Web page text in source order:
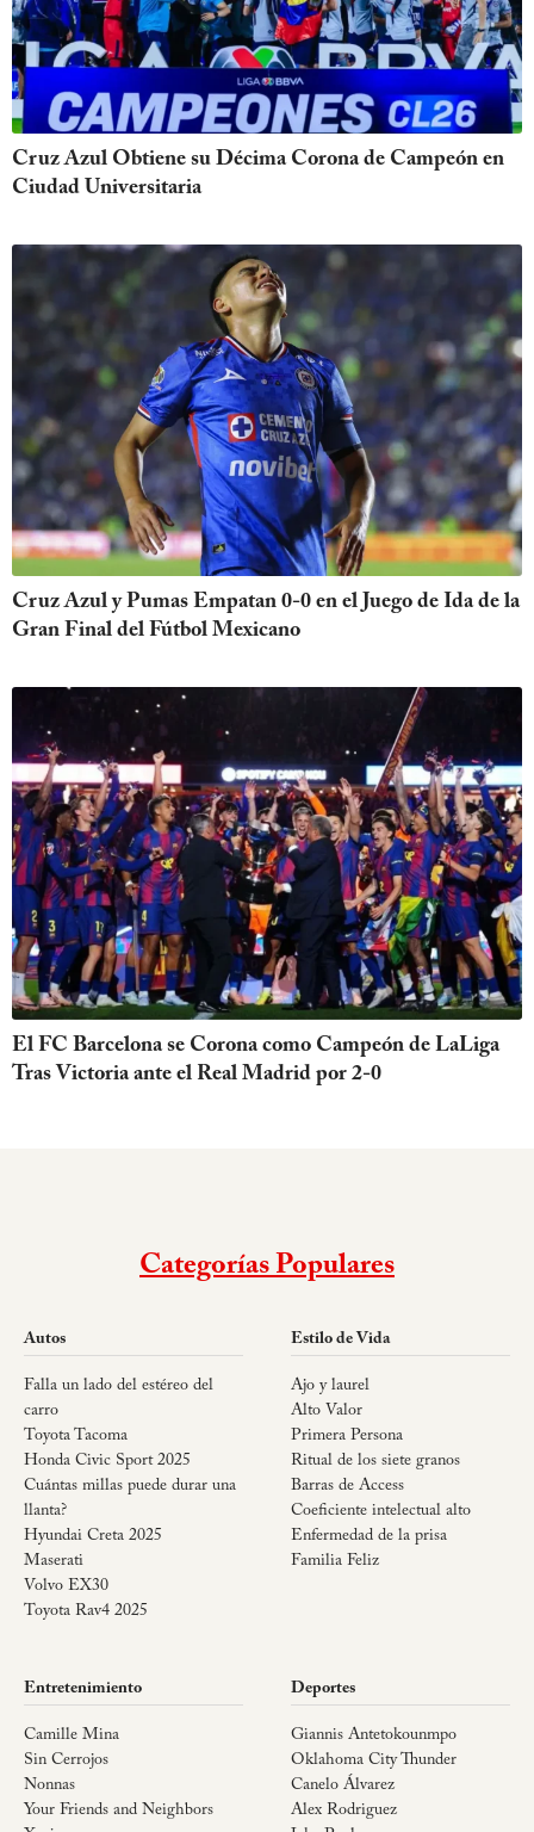
Cruz Azul Obtiene su Décima Corona de Campeón en
Ciudad Universitaria
Cruz Azul y Pumas Empatan 0-0 en el Juego de Ida de la
Gran Final del Fútbol Mexicano
El FC Barcelona se Corona como Campeón de LaLiga
Tras Victoria ante el Real Madrid por 2-0
Categorías Populares
Autos
Falla un lado del estéreo del
carro
Toyota Tacoma
Honda Civic Sport 2025
Cuántas millas puede durar una
llanta?
Hyundai Creta 2025
Maserati
Volvo EX30
Toyota Rav4 2025
Estilo de Vida
Ajo y laurel
Alto Valor
Primera Persona
Ritual de los siete granos
Barras de Access
Coeficiente intelectual alto
Enfermedad de la prisa
Familia Feliz
Entretenimiento
Camille Mina
Sin Cerrojos
Nonnas
Your Friends and Neighbors
Deportes
Giannis Antetokounmpo
Oklahoma City Thunder
Canelo Álvarez
Alex Rodriguez